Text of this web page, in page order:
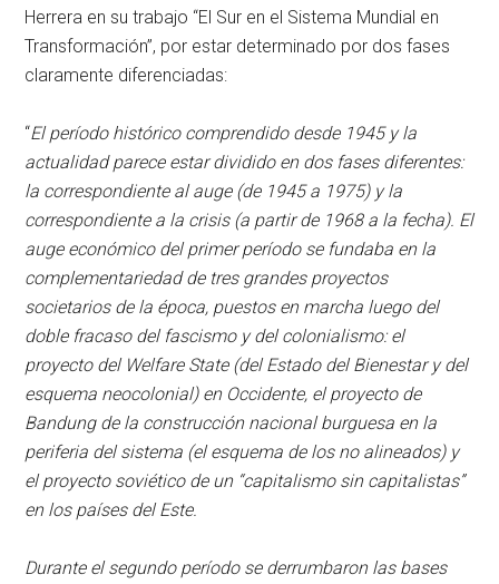
Herrera en su trabajo “El Sur en el Sistema Mundial en
Transformación”, por estar determinado por dos fases
claramente diferenciadas:
“El período histórico comprendido desde 1945 y la
actualidad parece estar dividido en dos fases diferentes:
la correspondiente al auge (de 1945 a 1975) y la
correspondiente a la crisis (a partir de 1968 a la fecha). El
auge económico del primer período se fundaba en la
complementariedad de tres grandes proyectos
societarios de la época, puestos en marcha luego del
doble fracaso del fascismo y del colonialismo: el
proyecto del Welfare State (del Estado del Bienestar y del
esquema neocolonial) en Occidente, el proyecto de
Bandung de la construcción nacional burguesa en la
periferia del sistema (el esquema de los no alineados) y
el proyecto soviético de un “capitalismo sin capitalistas”
en los países del Este.
Durante el segundo período se derrumbaron las bases